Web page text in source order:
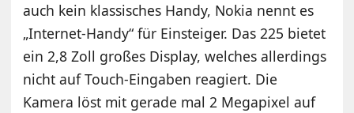
auch kein klassisches Handy, Nokia nennt es
„Internet-Handy“ für Einsteiger. Das 225 bietet
ein 2,8 Zoll großes Display, welches allerdings
nicht auf Touch-Eingaben reagiert. Die
Kamera löst mit gerade mal 2 Megapixel auf